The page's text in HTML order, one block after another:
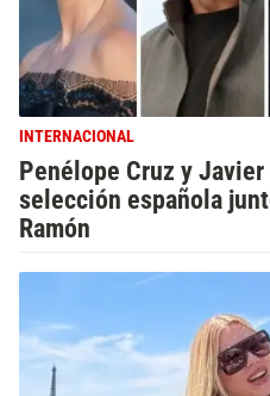
INTERNACIONAL
Penélope Cruz y
selección española
Ramón